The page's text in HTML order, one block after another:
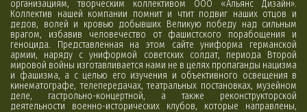
организациям, творческим коллективом ООО «Альянс Дизайн».
Коллектив нашей компании помнит и чтит подвиг наших отцов и
дедов, волей и кровью добывших Великую победу над сильным
врагом, избавив человечество от фашистского порабощения и
геноцида. Представленная на этом сайте униформа германской
армии, наряду с униформой советских солдат, периода Второй
мировой войны изготавливается нами не в целях пропаганды нацизма
и фашизма, а с целью его изучения и объективного освещения в
кинематографе, телепередачах, театральных постановках, музейном
деле, гастрольно-концертной, а также реконструкторской
деятельности военно-исторических клубов, которые направлены,